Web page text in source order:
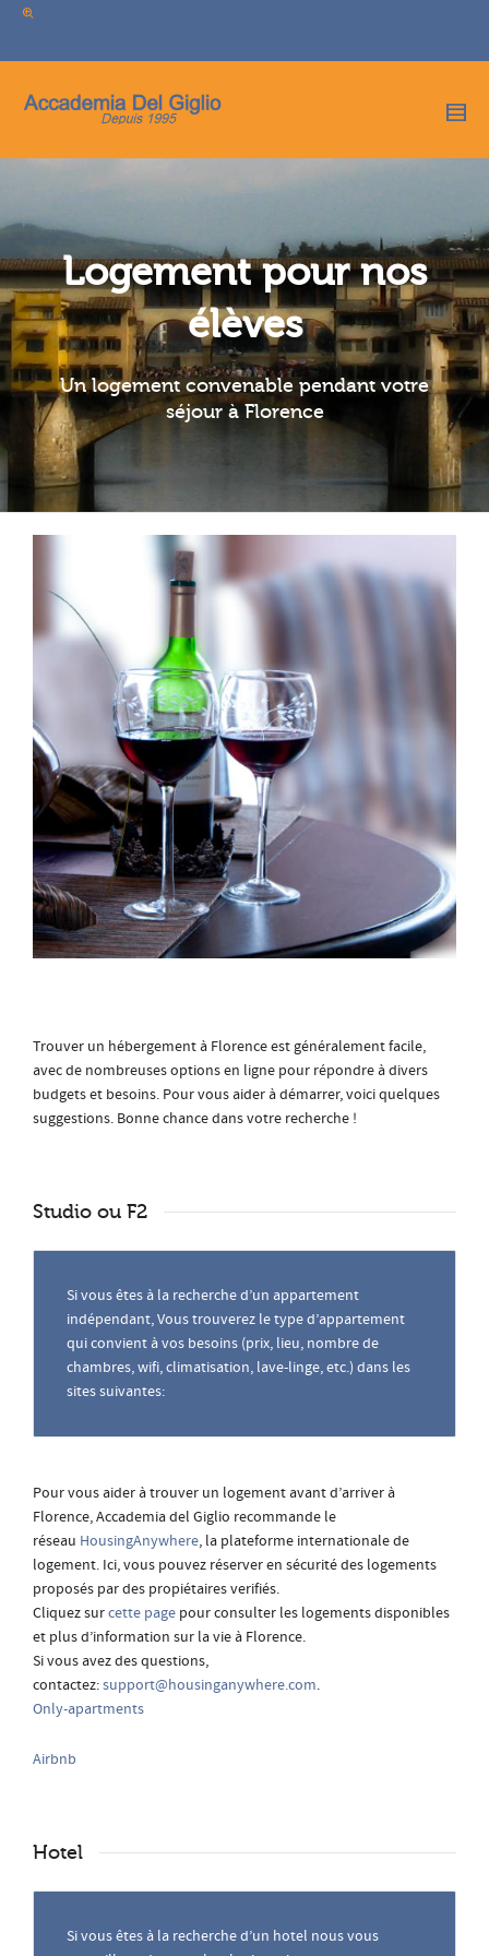
Logement pour nos
élèves
Un logement convenable pendant votre
séjour à Florence
Trouver un hébergement à Florence est généralement facile,
avec de nombreuses options en ligne pour répondre à divers
budgets et besoins. Pour vous aider à démarrer, voici quelques
suggestions. Bonne chance dans votre recherche !
Studio ou F2
Si vous êtes à la recherche d’un appartement
indépendant, Vous trouverez le type d’appartement
qui convient à vos besoins (prix, lieu, nombre de
chambres, wifi, climatisation, lave-linge, etc.) dans les
sites suivantes:
Pour vous aider à trouver un logement avant d’arriver à
Florence, Accademia del Giglio recommande le
réseau HousingAnywhere, la plateforme internationale de
logement. Ici, vous pouvez réserver en sécurité des logements
proposés par des propiétaires verifiés.
Cliquez surcette page pour consulter les logements disponibles
et plus d’information sur la vie à Florence.
Si vous avez des questions,
contactez:support@housinganywhere.com.
Only-apartments
Airbnb
Hotel
Si vous êtes à la recherche d’un hotel nous vous